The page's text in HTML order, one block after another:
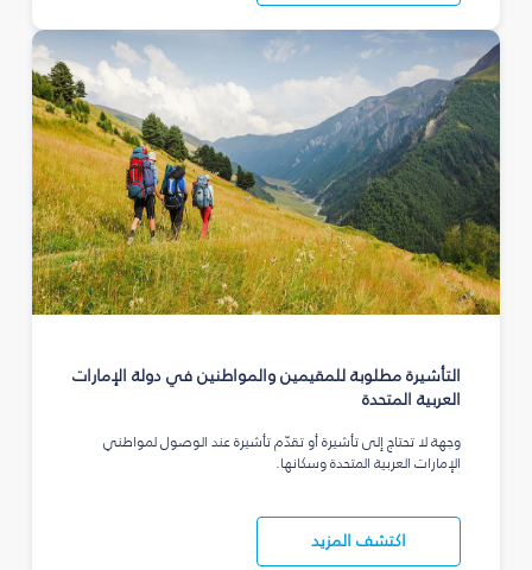
التأشيرة مطلوبة للمقيمين والمواطنين في دولة الإمارات
العربية المتحدة
وجهة لا تحتاج إلى تأشيرة أو تقدّم تأشيرة عند الوصول لمواطني
الإمارات العربية المتحدة وسكانها.
اكتشف المزيد